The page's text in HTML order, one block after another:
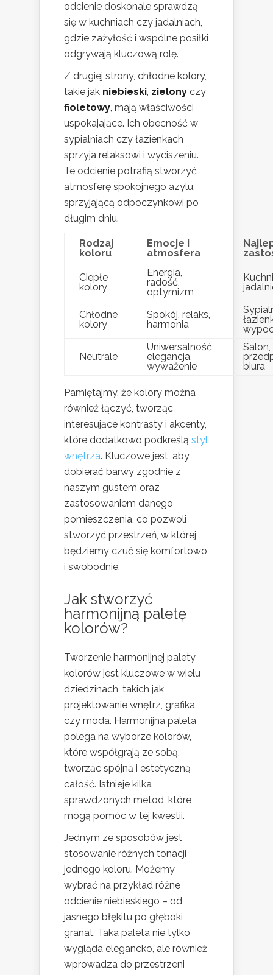
odcienie doskonale sprawdzą
się w kuchniach czy jadalniach,
gdzie zażyłość i wspólne posiłki
odgrywają kluczową rolę.
Z drugiej strony, chłodne kolory,
takie jak niebieski, zielony czy
fioletowy, mają właściwości
uspokajające. Ich obecność w
sypialniach czy łazienkach
sprzyja relaksowi i wyciszeniu.
Te odcienie potrafią stworzyć
atmosferę spokojnego azylu,
sprzyjającą odpoczynkowi po
długim dniu.
Rodzaj
koloru
Emocje i
atmosfera
Ciepłe
kolory
Energia,
radość,
optymizm
Chłodne
kolory
Spokój, relaks,
harmonia
Neutrale
Uniwersalność,
elegancja,
wyważenie
Salon,
biura
Pamiętajmy, że kolory można
również łączyć, tworząc
interesujące kontrasty i akcenty,
które dodatkowo podkreślą styl
wnętrza. Kluczowe jest, aby
dobierać barwy zgodnie z
naszym gustem oraz
zastosowaniem danego
pomieszczenia, co pozwoli
stworzyć przestrzeń, w której
będziemy czuć się komfortowo
i swobodnie.
Jak stworzyć
harmonijną paletę
kolorów?
Tworzenie harmonijnej palety
kolorów jest kluczowe w wielu
dziedzinach, takich jak
projektowanie wnętrz, grafika
czy moda. Harmonijna paleta
polega na wyborze kolorów,
które współgrają ze sobą,
tworząc spójną i estetyczną
całość. Istnieje kilka
sprawdzonych metod, które
mogą pomóc w tej kwestii.
Jednym ze sposobów jest
stosowanie różnych tonacji
jednego koloru. Możemy
wybrać na przykład różne
odcienie niebieskiego – od
jasnego błękitu po głęboki
granat. Taka paleta nie tylko
wygląda elegancko, ale również
wprowadza do przestrzeni